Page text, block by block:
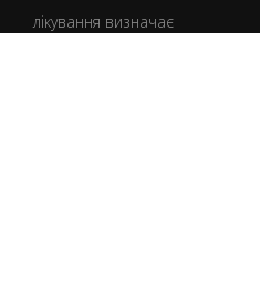
лікування визначає